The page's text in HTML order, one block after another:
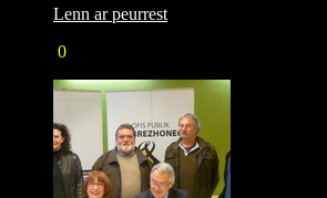
Lenn ar peurrest
0